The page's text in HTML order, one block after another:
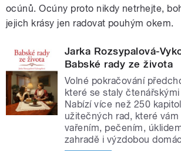
ocúnů. Ocúny proto nikdy netrhejte,
jejich krásy jen radovat pouhým okem.
Jarka Rozsypalová-
Babské rady ze života
Volné pokračování
které se staly
Nabízí více než 250
užitečných rad, které
vařením, pečením,
zahradě i výzdobou